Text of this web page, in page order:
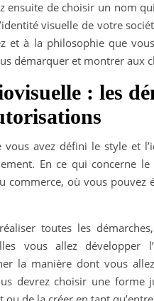
ensuite de choisir un nom
visuelle de votre
et à la philosophie que
démarquer et montrer aux
: les
avez défini le style et
En ce qui concerne
où vous pouvez
toutes les
vous allez
la manière dont vous
devrez choisir une